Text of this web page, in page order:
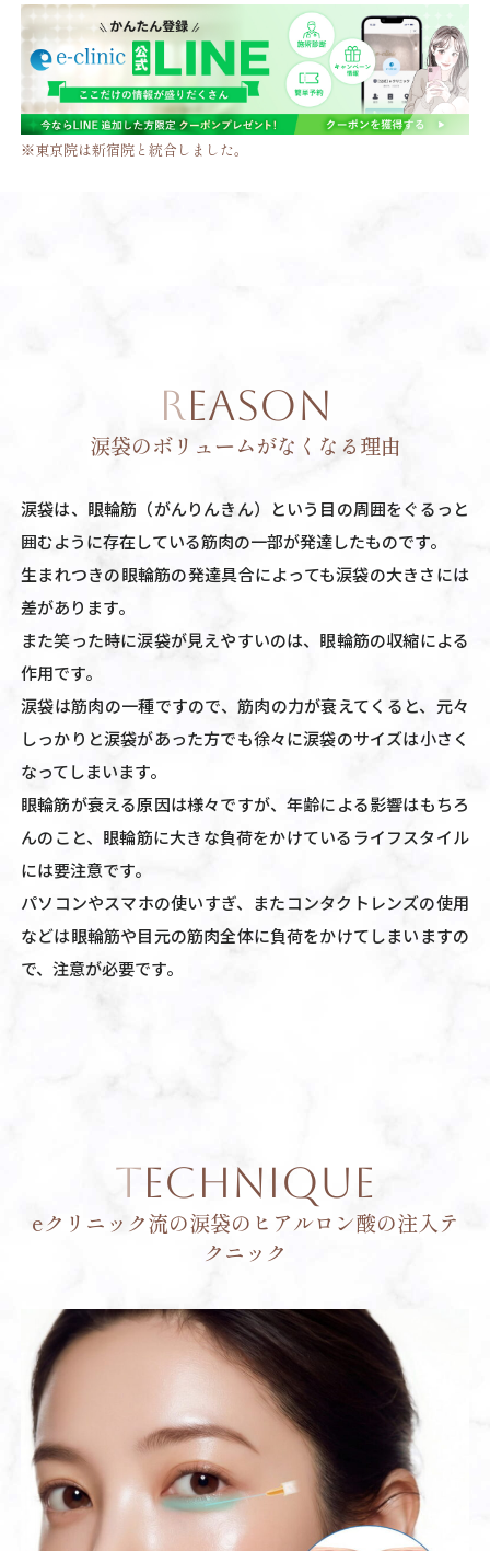
※東京院は新宿院と統合しました。
REASON
涙袋のボリュームがなくなる理由
涙袋は、眼輪筋（がんりんきん）という目の周囲をぐるっと
囲むように存在している筋肉の一部が発達したものです。
生まれつきの眼輪筋の発達具合によっても涙袋の大きさには
差があります。
また笑った時に涙袋が見えやすいのは、眼輪筋の収縮による
作用です。
涙袋は筋肉の一種ですので、筋肉の力が衰えてくると、元々
しっかりと涙袋があった方でも徐々に涙袋のサイズは小さく
なってしまいます。
眼輪筋が衰える原因は様々ですが、年齢による影響はもちろ
んのこと、眼輪筋に大きな負荷をかけているライフスタイル
には要注意です。
パソコンやスマホの使いすぎ、またコンタクトレンズの使用
などは眼輪筋や目元の筋肉全体に負荷をかけてしまいますの
で、注意が必要です。
TECHNIQUE
eクリニック流の涙袋のヒアルロン酸の注入テ
クニック